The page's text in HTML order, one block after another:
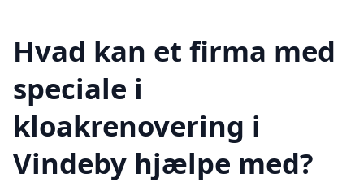
Hvad kan et firma med
speciale i
kloakrenovering i
Vindeby hjælpe med?